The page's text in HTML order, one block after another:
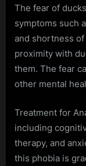
The fear of
symptoms such
and shortness
proximity with
them. The fear
other mental
Treatment for
including
therapy, and
this phobia is